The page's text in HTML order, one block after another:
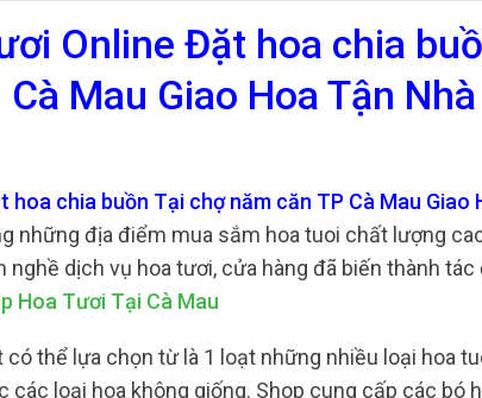
Online Đặt hoa chia
Cà Mau Giao Hoa Tận
hoa chia buồn Tại chợ năm căn TP Cà Mau Giao
những địa điểm mua sắm hoa tuoi chất lượng
nghề dịch vụ hoa tươi, cửa hàng đã biến thành
Hoa Tươi Tại Cà Mau
có thể lựa chọn từ là 1 loạt những nhiều loại hoa
các loại hoa không giống. Shop cung cấp các